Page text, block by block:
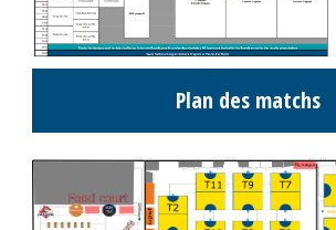
Plan des matchs